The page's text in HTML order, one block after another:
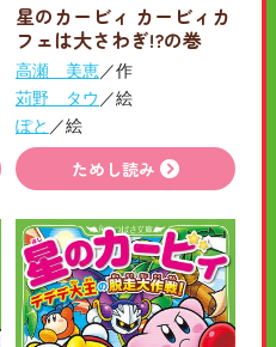
星のカービィ カービィカ
フェは大さわぎ!?の巻
高瀬 美恵／作
苅野 タウ ／絵
ぽと ／絵
ためし読み